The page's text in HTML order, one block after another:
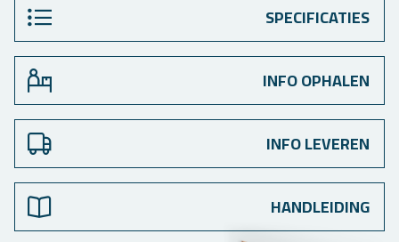
SPECIFICATIES
INFO OPHALEN
INFO LEVEREN
HANDLEIDING